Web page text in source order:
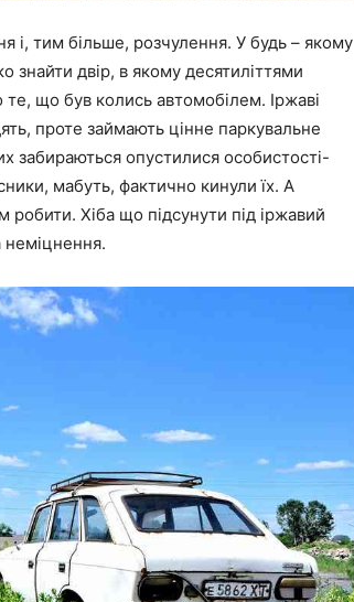
і, тим більше, розчулення. У будь – якому
знайти двір, в якому десятиліттями
що був колись автомобілем. Іржаві
проте займають цінне паркувальне
забираються опустилися особистості-
мабуть, фактично кинули їх. А
Хіба що підсунути під іржавий
неміцнення.